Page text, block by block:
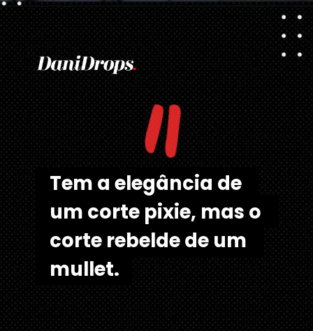
Opening
"
Tem a elegância de
um corte pixie, mas o
corte rebelde de um
mullet.
Tem a elegância de
um corte pixie, mas o
corte rebelde de um
mullet.